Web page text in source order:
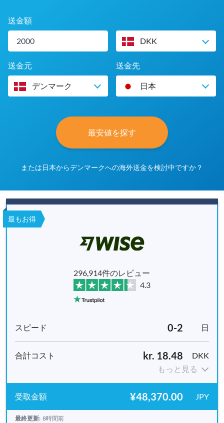
送金額
DKK
送金元
デンマーク
送金先
日本
最安値を探す
または日本からデンマークへの海外送金を検討中ですか？
最もお得
296,914件のレビュー
4.3
0-2 日
kr. 18.48
DKK
もっと見る
¥48,370.00 JPY
最終更新: 8時間前